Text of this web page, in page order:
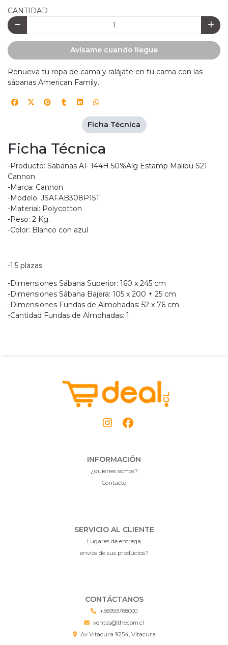
CANTIDAD
Avísame cuando llegue
Renueva tu ropa de cama y ralájate en tu cama con las
sábanas American Family.
Ficha Técnica
-Producto: Sabanas AF 144H 50%Alg Estamp Malibu S21
Cannon
-Marca: Cannon
-Modelo: JSAFAB308P15T
-Material: Polycotton
-Peso: 2 Kg.
-Color: Blanco con azul
-1.5 plazas
-Dimensiones Sábana Superior: 160 x 245 cm
-Dimensiones Sábana Bajera: 105 x 200 + 25 cm
-Dimensiones Fundas de Almohadas: 52 x 76 cm
-Cantidad Fundas de Almohadas: 1
Ficha Técnica
INFORMACIÓN
¿quienes somos?
Contacto
SERVICIO AL CLIENTE
Lugares de entrega
envíos de sus productos?
CONTÁCTANOS
+56993768000
ventas@thecom.cl
Av Vitacura 9254, Vitacura